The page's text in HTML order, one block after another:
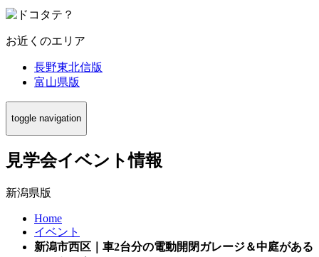
お近くのエリア
長野東北信版
富山県版
toggle navigation
見学会イベント情報
新潟県版
Home
イベント
新潟市西区｜車2台分の電動開閉ガレージ＆中庭がある